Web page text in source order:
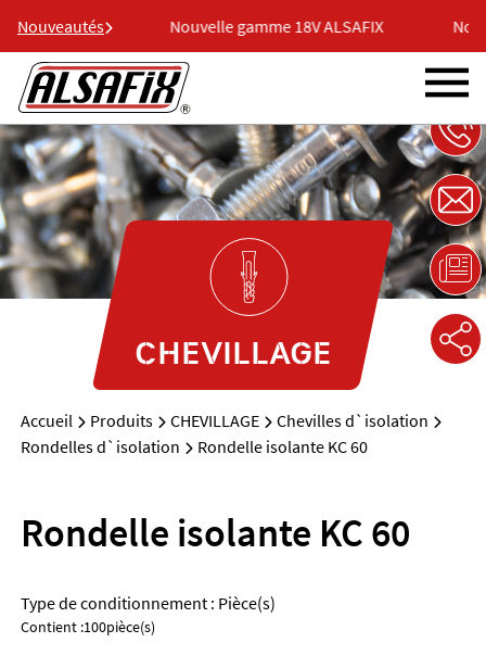
Nouveautés
ALSAFIX Nouvelle gamme 18V ALSAFIX
CHEVILLAGE
Accueil Produits CHEVILLAGE
Chevilles d`isolation
Rondelles d`isolation
Rondelle isolante KC 60
Rondelle isolante KC 60
Type de conditionnement : Pièce(s)
Contient :100pièce(s)